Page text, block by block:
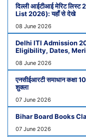
दिल्ली आईटीआई मेरिट
List 2026): यहाँ से देखे
08 June 2026
Delhi ITI Admission
Eligibility, Dates,
08 June 2026
एनसीईआरटी समाधान कक्षा
शुक्ला
07 June 2026
Bihar Board Books
07 June 2026